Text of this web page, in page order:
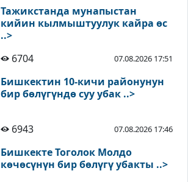
Тажикстанда мунапыстан
кийин кылмыштуулук кайра өс
..>
6704
07.08.2026 17:51
Бишкектин 10-кичи районунун
бир бөлүгүндө суу убак ..>
6943 07.08.2026 17:46
Бишкекте Тоголок Молдо
көчөсүнүн бир бөлүгү убакты ..>